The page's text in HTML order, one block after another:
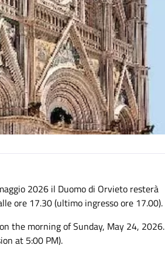
2026 il Duomo di Orvieto resterà
ore 17.30 (ultimo ingresso ore 17.00).
the morning of Sunday, May 24, 2026.
at 5:00 PM).